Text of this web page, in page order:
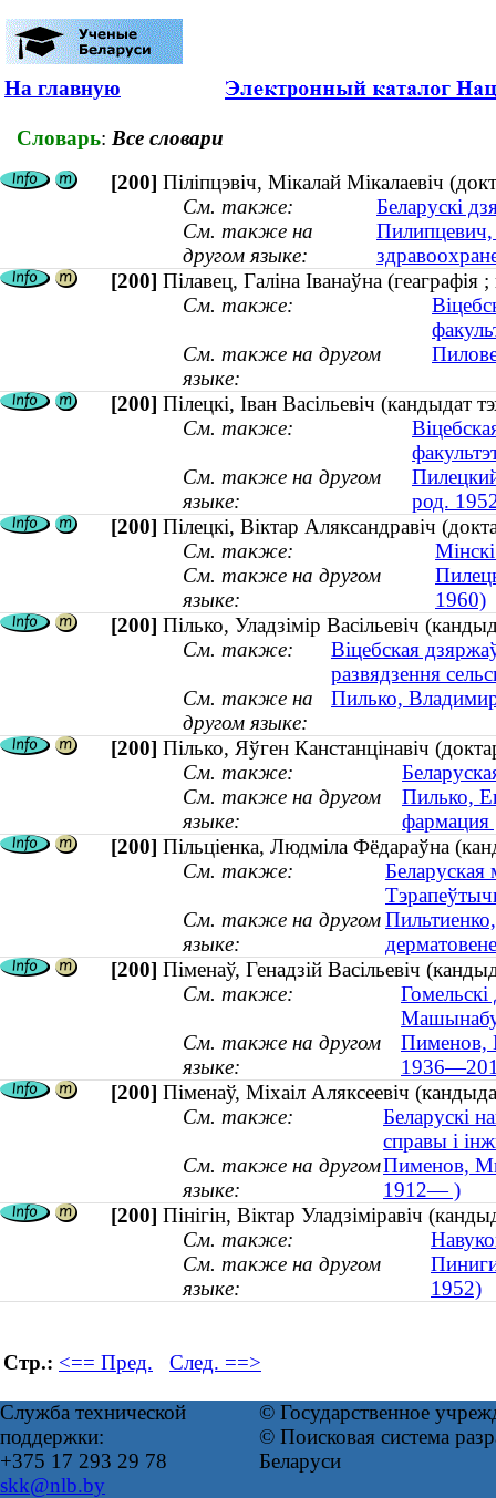
На главную
Словарь: Все словари
[200] Піліпцэвіч, Мікалай Мікалаевіч
См. также:
Беларускі
См. также на
другом языке:
Пилипцевич,
[200] Пілавец, Галіна Іванаўна (геаграфія
См. также:
См. также на другом
языке:
[200] Пілецкі, Іван Васільевіч (кандыдат
См. также:
См. также на другом
языке:
род.
[200] Пілецкі, Віктар Аляксандравіч
См. также:
См. также на другом
языке:
1960)
[200] Пілько, Уладзімір Васільевіч
См. также:
Віцебская
развядзення
См. также на
другом языке:
Пилько,
[200] Пілько, Яўген Канстанцінавіч
См. также:
См. также на другом
языке:
Пилько,
фармация
[200] Пільціенка, Людміла Фёдараўна
См. также:
См. также на другом
языке:
[200] Піменаў, Генадзій Васільевіч
См. также:
См. также на другом
языке:
Пименов,
[200] Піменаў, Міхаіл Аляксеевіч
См. также:
Беларускі
справы і
См. также на другом
языке:
Пименов,
1912— )
[200] Пінігін, Віктар Уладзіміравіч
См. также:
См. также на другом
языке:
1952)
Стр.: <== Пред. След. ==>
Служба технической
поддержки:
+375 17 293 29 78
skk@nlb.by
© Государственное
© Поисковая система
Беларуси